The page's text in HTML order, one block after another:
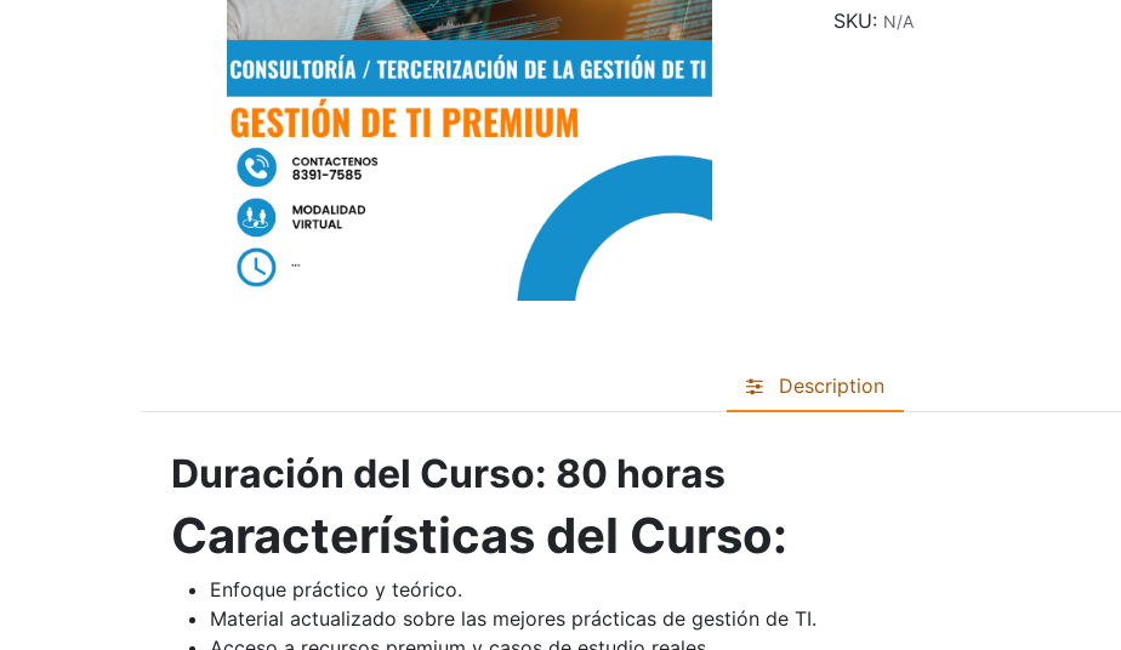
SKU: N/A
Description
Duración del Curso: 80 horas
Características del Curso:
Enfoque práctico y teórico.
Material actualizado sobre las mejores prácticas de gestión de TI.